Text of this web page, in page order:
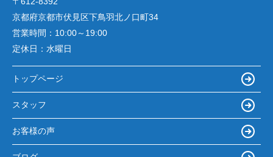
京都府京都市伏見区下鳥羽北ノ口町34
営業時間： 10:00～19:00
定休日： 水曜日
トップページ
スタッフ
お客様の声